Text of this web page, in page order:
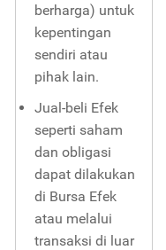
berharga) untuk
kepentingan
sendiri atau
pihak lain.
Jual-beli Efek
seperti saham
dan obligasi
dapat dilakukan
di Bursa Efek
atau melalui
transaksi di luar